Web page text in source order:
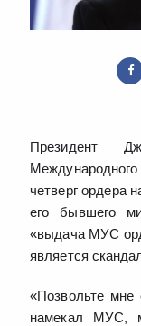
Президент
четверг ордера
его бывшего
«выдача МУС
является
«Позвольте
намекал МУС,